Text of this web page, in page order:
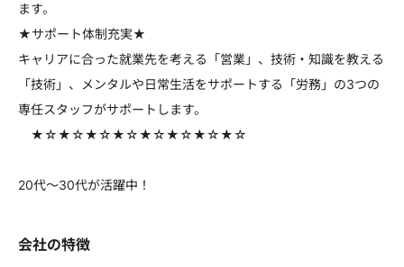
ます。
★サポート体制充実★
キャリアに合った就業先を考える「営業」、技術・知識を教える
「技術」、メンタルや日常生活をサポートする「労務」の3つの
専任スタッフがサポートします。
★☆★☆★☆★☆★☆★☆★☆★☆
20代～30代が活躍中！
会社の特徴